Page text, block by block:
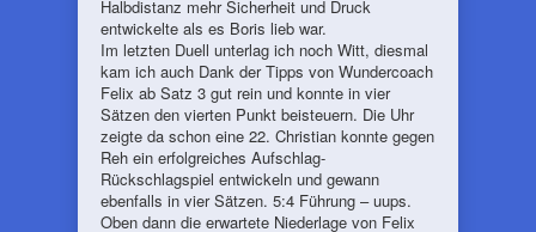
Halbdistanz mehr Sicherheit und Druck
entwickelte als es Boris lieb war.
Im letzten Duell unterlag ich noch Witt, diesmal
kam ich auch Dank der Tipps von Wundercoach
Felix ab Satz 3 gut rein und konnte in vier
Sätzen den vierten Punkt beisteuern. Die Uhr
zeigte da schon eine 22. Christian konnte gegen
Reh ein erfolgreiches Aufschlag-
Rückschlagspiel entwickeln und gewann
ebenfalls in vier Sätzen. 5:4 Führung – uups.
Oben dann die erwartete Niederlage von Felix